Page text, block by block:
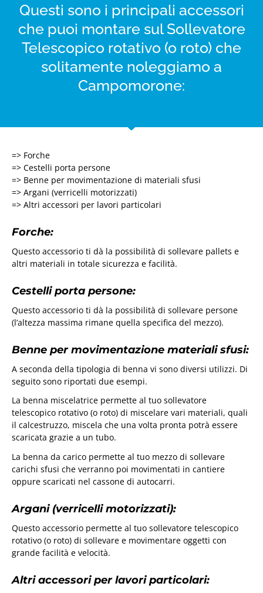
Questi sono i principali accessori
che puoi montare sul Sollevatore
Telescopico rotativo (o roto) che
solitamente noleggiamo a
Campomorone:
=> Forche
=> Cestelli porta persone
=> Benne per movimentazione di materiali sfusi
=> Argani (verricelli motorizzati)
=> Altri accessori per lavori particolari
Forche:
Questo accessorio ti dà la possibilità di sollevare pallets e
altri materiali in totale sicurezza e facilità.
Cestelli porta persone:
Questo accessorio ti dà la possibilità di sollevare persone
(l’altezza massima rimane quella specifica del mezzo).
Benne per movimentazione materiali sfusi:
A seconda della tipologia di benna vi sono diversi utilizzi. Di
seguito sono riportati due esempi.
La benna miscelatrice permette al tuo sollevatore
telescopico rotativo (o roto) di miscelare vari materiali, quali
il calcestruzzo, miscela che una volta pronta potrà essere
scaricata grazie a un tubo.
La benna da carico permette al tuo mezzo di sollevare
carichi sfusi che verranno poi movimentati in cantiere
oppure scaricati nel cassone di autocarri.
Argani (verricelli motorizzati):
Questo accessorio permette al tuo sollevatore telescopico
rotativo (o roto) di sollevare e movimentare oggetti con
grande facilità e velocità.
Altri accessori per lavori particolari: